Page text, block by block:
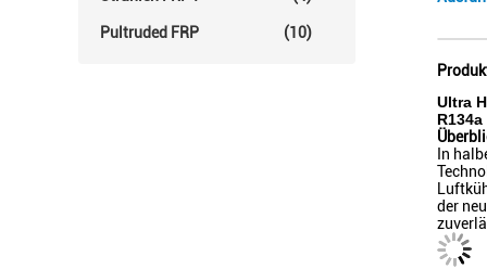
Pultruded FRP (10)
Ultra
R134a
In
der